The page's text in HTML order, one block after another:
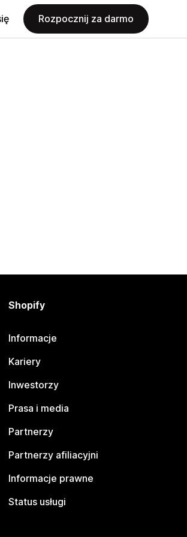
Rozpocznij za darmo
Shopify
Informacje
Kariery
Inwestorzy
Prasa i media
Partnerzy
Partnerzy afiliacyjni
Informacje prawne
Status usługi